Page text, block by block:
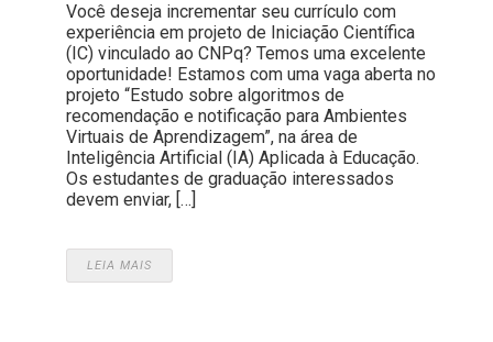
Você deseja incrementar seu currículo com
experiência em projeto de Iniciação Científica
(IC) vinculado ao CNPq? Temos uma excelente
oportunidade! Estamos com uma vaga aberta no
projeto “Estudo sobre algoritmos de
recomendação e notificação para Ambientes
Virtuais de Aprendizagem”, na área de
Inteligência Artificial (IA) Aplicada à Educação.
Os estudantes de graduação interessados
devem enviar, […]
LEIA MAIS